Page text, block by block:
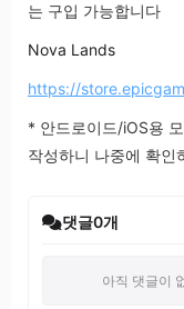
는 구입 가능합니다
Nova Lands
https://
* 안드로이드/iOS용
작성하니 나중에 확인
댓글0개
아직 댓글이